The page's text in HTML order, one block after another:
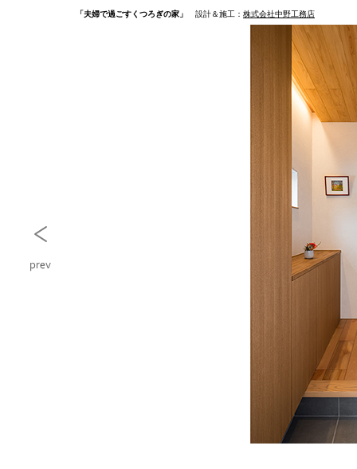
「夫婦で過ごすくつろぎの家」 設計＆施工： 株式会社中野工務店